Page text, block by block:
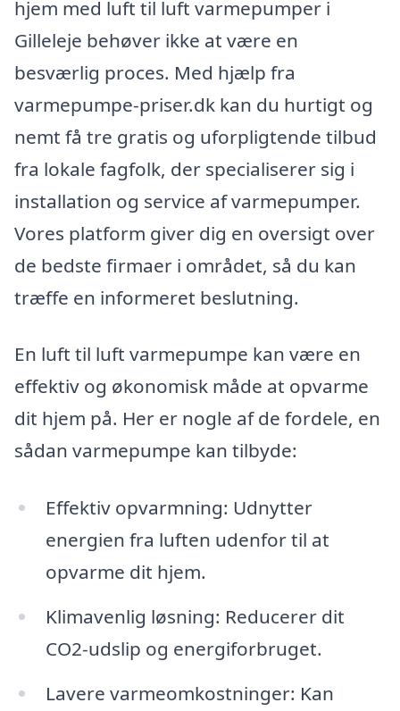
hjem med luft til luft varmepumper i
Gilleleje behøver ikke at være en
besværlig proces. Med hjælp fra
varmepumpe-priser.dk kan du hurtigt og
nemt få tre gratis og uforpligtende tilbud
fra lokale fagfolk, der specialiserer sig i
installation og service af varmepumper.
Vores platform giver dig en oversigt over
de bedste firmaer i området, så du kan
træffe en informeret beslutning.
En luft til luft varmepumpe kan være en
effektiv og økonomisk måde at opvarme
dit hjem på. Her er nogle af de fordele, en
sådan varmepumpe kan tilbyde:
Effektiv opvarmning: Udnytter
energien fra luften udenfor til at
opvarme dit hjem.
Klimavenlig løsning: Reducerer dit
CO2-udslip og energiforbruget.
Lavere varmeomkostninger: Kan